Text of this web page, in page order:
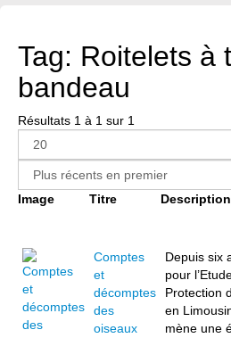
Tag: Roitelets à
bandeau
Résultats 1 à 1 sur 1
Image Titre Description
Comptes
et
décomptes
des
oiseaux
Depuis six
pour
Protection
en
mène une